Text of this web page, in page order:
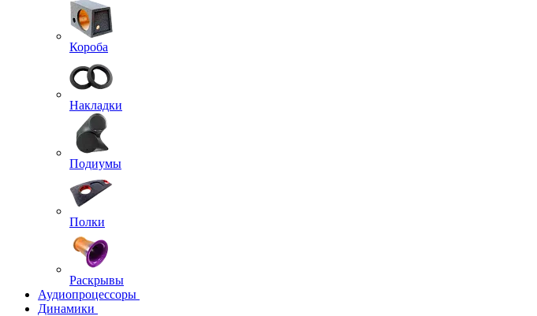
Короба
Накладки
Подиумы
Полки
Раскрывы
Аудиопроцессоры
Динамики